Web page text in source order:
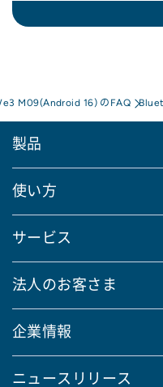
M09(Android 16) のFAQ
製品
使い方
サービス
法人のお客さま
企業情報
ニュースリリース